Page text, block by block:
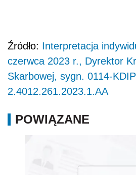
Źródło: Interpretacja
czerwca 2023 r., Dyrektor
Skarbowej, sygn. 0114-
2.4012.261.2023.1.AA
POWIĄZANE